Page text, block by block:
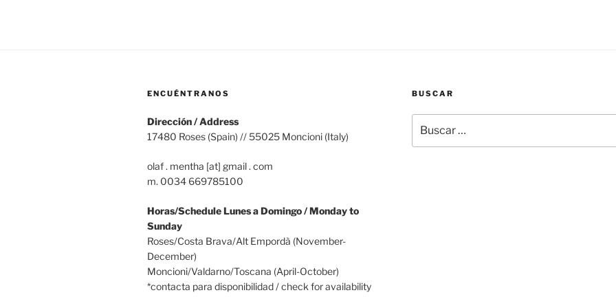
ENCUÉNTRANOS
Dirección / Address
17480 Roses (Spain) // 55025 Moncioni (Italy)
olaf . mentha [at] gmail . com
m. 0034 669785100
Horas/Schedule Lunes a Domingo / Monday to
Sunday
Roses/Costa Brava/Alt Empordà (November-
December)
Moncioni/Valdarno/Toscana (April-October)
*contacta para disponibilidad / check for availability
BUSCAR
por: